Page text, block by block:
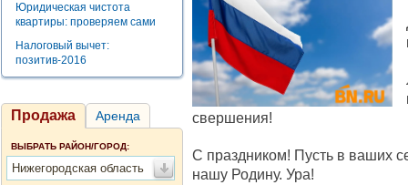
Юридическая чистота
квартиры: проверяем сами
Налоговый вычет:
позитив-2016
Продажа Аренда
ВЫБРАТЬ РАЙОН/ГОРОД:
Нижегородская область
свершения!
С праздником! Пусть в ваших
нашу Родину. Ура!